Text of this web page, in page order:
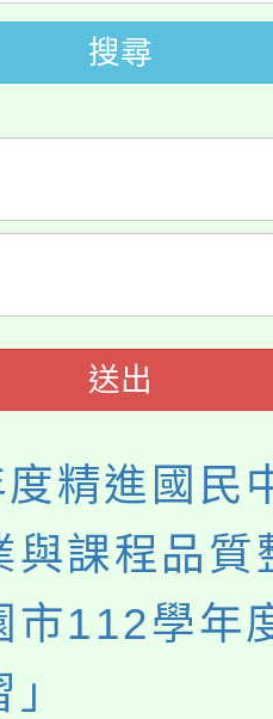
師甄選結果(
溝通分析基
生輔導中心
輔導、社會
名參加。
縣政府辦理
短影音徵選
及活動海報
加。
助參觀特色
施計畫」
教育部表揚
貢獻獎」
搜尋
送出
度精進國民
與課程品質
112學年